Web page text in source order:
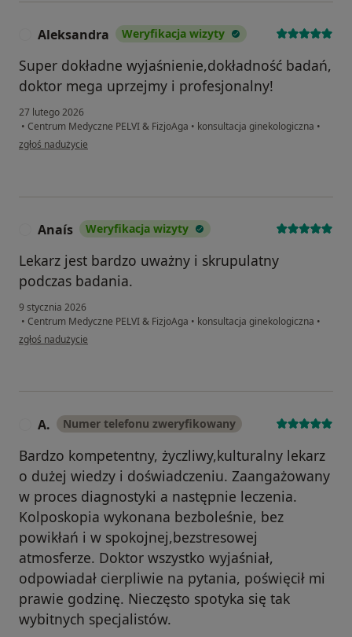
Aleksandra Weryfikacja wizyty
Super dokładne wyjaśnienie,dokładność badań,
doktor mega uprzejmy i profesjonalny!
27 lutego 2026
• Centrum Medyczne PELVI & FizjoAga • konsultacja ginekologiczna •
w opinii użytkownika Aleksandra
zgłoś nadużycie
Anaís Weryfikacja wizyty
Lekarz jest bardzo uważny i skrupulatny
podczas badania.
9 stycznia 2026
• Centrum Medyczne PELVI & FizjoAga • konsultacja ginekologiczna •
w opinii użytkownika Anaís
zgłoś nadużycie
A. Numer telefonu zweryfikowany
Bardzo kompetentny, życzliwy,kulturalny lekarz
o dużej wiedzy i doświadczeniu. Zaangażowany
w proces diagnostyki a następnie leczenia.
Kolposkopia wykonana bezboleśnie, bez
powikłań i w spokojnej,bezstresowej
atmosferze. Doktor wszystko wyjaśniał,
odpowiadał cierpliwie na pytania, poświęcił mi
prawie godzinę. Nieczęsto spotyka się tak
wybitnych specjalistów.